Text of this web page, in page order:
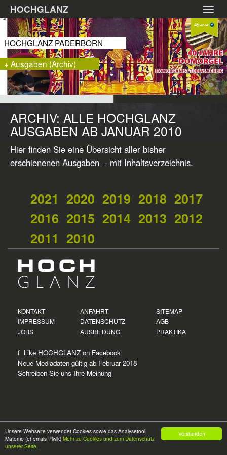
Verstanden
Unsere Webseite verwendet Cookies sowie das Analysetool
Matomo (ehemals Piwik) Mehr zu Cookies und zum Datenschutz
unserer Seite.
Zum
Hauptinhalt
springen
HOCHGLANZ
HOCHGLANZ PADERBORN
+ Ausgaben (Archiv)
ARCHIV: ALLE HOCHGLANZ
AUSGABEN AB JANUAR 2010
Hier finden Sie eine Übersicht aller bisher
erschienenen Ausgaben - mit Inhaltsverzeichnis.
2021 2020 2019 2018 2017
2016 2015 2014 2013 2012
2011 2010
KONTAKT ANFAHRT
SITEMAP
IMPRESSUM
DATENSCHUTZ
AGB
JOBS
AUSBILDUNG PRAKTIKA
f Like HOCHGLANZ on Facebook
Neue Mediadaten gültig ab Februar 2018
Schreiben Sie uns Ihre Meinung
© 2026HOCH GLANZ